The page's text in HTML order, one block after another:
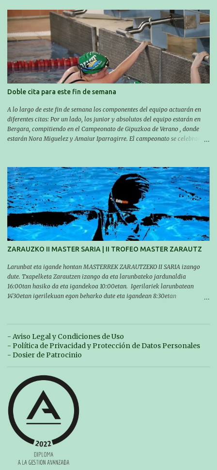
marcas. A pesar de no conseguir marca, pasaron una tarde muy buena y
sirvió para reforzar su experiencia. La mayoría ya ha terminado la
temporada, pero seguiremos trabajando con quienes están en la recta final,
trabajando para que cada uno consiga sus objetivos personales. BRNPWR!
Doble cita para este fin de semana
A lo largo de este fin de semana los componentes del equipo actuarán en
diferentes citas: Por un lado, los junior y absolutos del equipo estarán en
Bergara, compitiendo en el Campeonato de Gipuzkoa de Verano , donde
estarán Nora Miguelez y Amaiur Iparragirre. El campeonato se celebrará
sábado por la tarde a las 16:30. Por otro lado, otro grupo pequeño actuará
en el polideportivo Antzizar de Beasain en el XXIIIº memorial Leire
Contreras , en una mañana popular festiva organizada por el club Igartza.
Las pruebas empezarán a las 10:30, a las 11:30 habrá pruebas populares
australianas y después habrá un almuerzo para todos y todas las
participantes. Toda la información sobre convocatorias y competiciones la
encontraréis en nuestra web, en el siguiente enlace:
https://www.es.buruntzaldeaikt.eus/competici%C3%B3n/egutegia#h.9xisch
p06awl ¡Mucha suert...
ZARAUZKO II MASTER SARIA | II TROFEO MASTER ZARAUTZ
Larunbat eta igande hontan MASTERREK ZARAUTZEKO II SARIA izango
dute. Txapelketa Zarautzen izango da eta larunbateko jardunaldia
16:00tan hasiko da eta igandekoa 10:00etan. Igerilariek larunbatean
14'30etan igerilekuan egon beharko dute eta igandean 8:30etan
domingo los MASTERS tendrán el II TROFEO MASTER DE ZARAUTZ. La
competición se celebrará en Zarautz a las 16:00 la jornada del sabado y a
las 10:00 la del domingo. Los/las nadadores/as tendrán que estar en la
piscina a las 14:30 el sabado y a las 8:30 el domingo (polideportivo
- Aviso Legal y Condiciones de Uso
- Política de Privacidad y Protección de Datos Personales
- Dosier de Patrocinio